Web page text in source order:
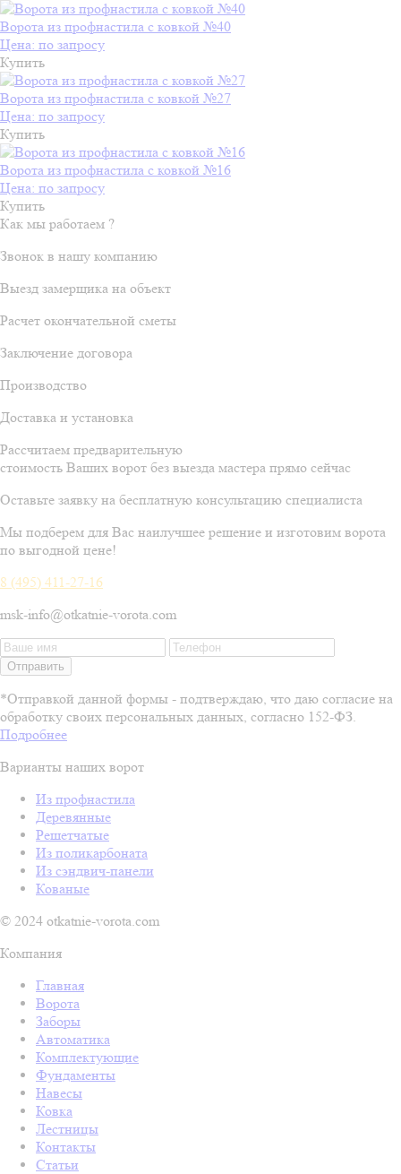
Ворота из профнастила с ковкой №40
Цена: по запросу
Купить
Ворота из профнастила с ковкой №27
Цена: по запросу
Купить
Ворота из профнастила с ковкой №16
Цена: по запросу
Купить
Как мы работаем ?
Звонок в нашу компанию
Выезд замерщика на объект
Расчет окончательной сметы
Заключение договора
Производство
Доставка и установка
Рассчитаем предварительную
стоимость Ваших ворот без выезда мастера прямо сейчас
Оставьте заявку на бесплатную консультацию специалиста
Мы подберем для Вас наилучшее решение и изготовим ворота
по выгодной цене!
8 (495) 411-27-16
msk-info@otkatnie-vorota.com
Отправить
*Отправкой данной формы - подтверждаю, что даю согласие на
обработку своих персональных данных, согласно 152-ФЗ.
Подробнее
Варианты наших ворот
Из профнастила
Деревянные
Решетчатые
Из поликарбоната
Из сэндвич-панели
Кованые
© 2024 otkatnie-vorota.com
Компания
Главная
Ворота
Заборы
Автоматика
Комплектующие
Фундаменты
Навесы
Ковка
Лестницы
Контакты
Статьи